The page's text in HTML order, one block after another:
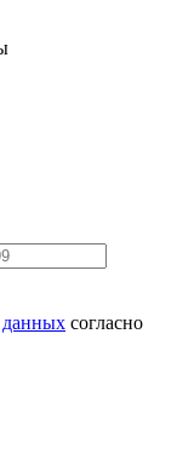
данных согласно